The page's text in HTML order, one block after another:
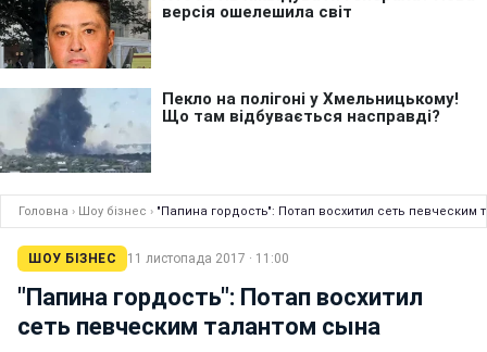
Головна › Шоу бізнес › "Папина гордость": Потап восхитил сеть певческим
ШОУ БІЗНЕС 11 листопада 2017 · 11:00
"Папина гордость": Потап восхитил
сеть певческим талантом сына